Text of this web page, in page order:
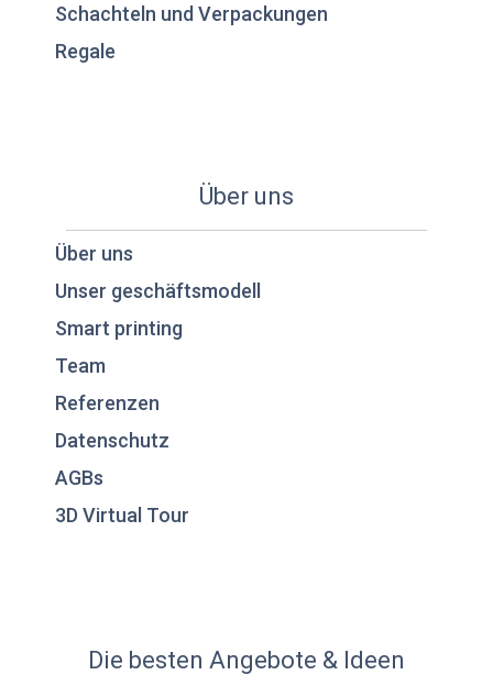
Schachteln und Verpackungen
Regale
Über uns
Über uns
Unser geschäftsmodell
Smart printing
Team
Referenzen
Datenschutz
AGBs
3D Virtual Tour
Die besten Angebote & Ideen